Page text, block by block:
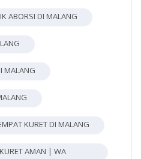
ABORSI DI MALANG
MALANG
KURET DI MALANG
AMAN | WA